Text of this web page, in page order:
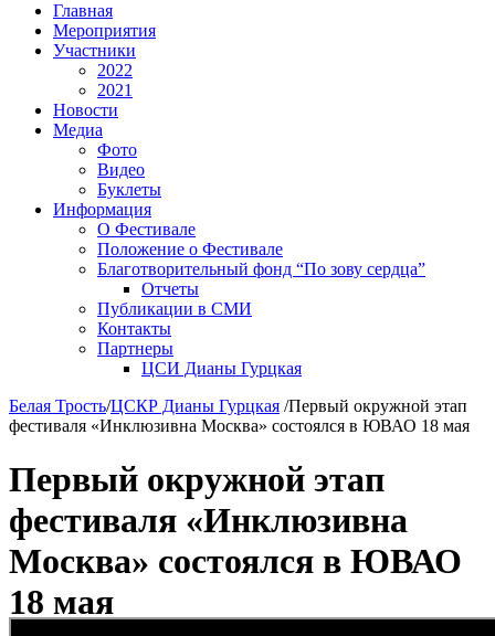
Главная
Мероприятия
Участники
2022
2021
Новости
Медиа
Фото
Видео
Буклеты
Информация
О Фестивале
Положение о Фестивале
Благотворительный фонд “По зову сердца”
Отчеты
Публикации в СМИ
Контакты
Партнеры
ЦСИ Дианы Гурцкая
Белая Трость/ЦСКР Дианы Гурцкая /Первый окружной этап
фестиваля «Инклюзивна Москва» состоялся в ЮВАО 18 мая
Первый окружной этап
фестиваля «Инклюзивна
Москва» состоялся в ЮВАО
18 мая